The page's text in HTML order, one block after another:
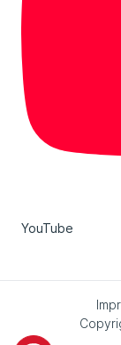
YouTube